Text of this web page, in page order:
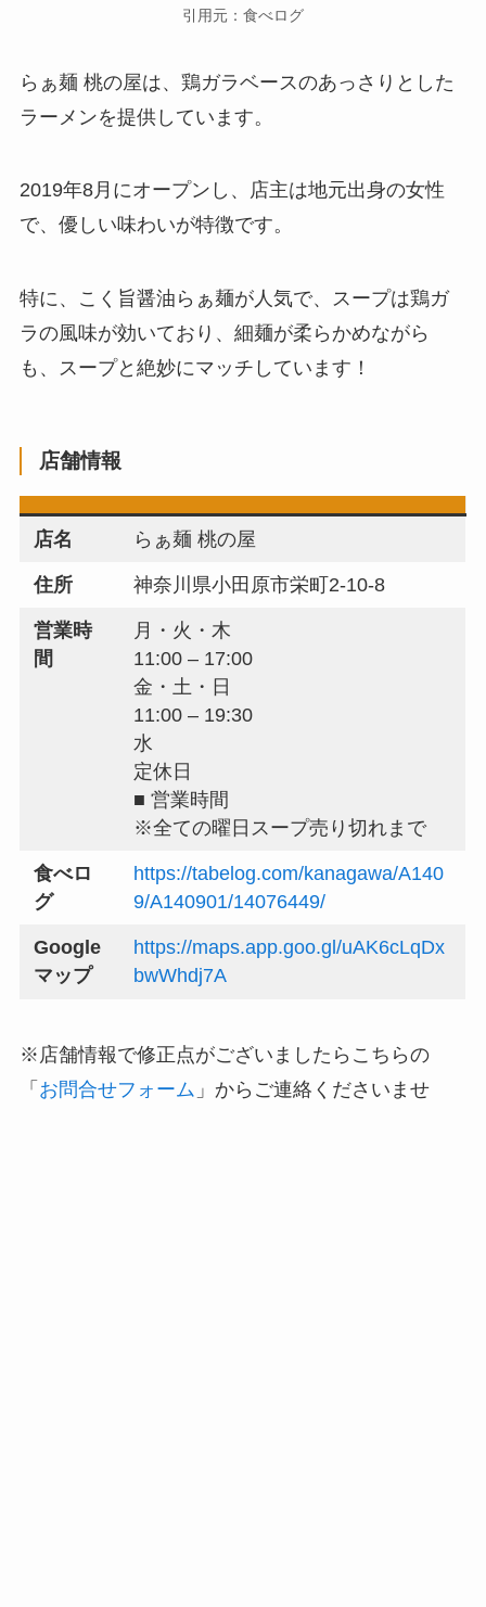
引用元：食べログ
らぁ麺 桃の屋は、鶏ガラベースのあっさりとした
ラーメンを提供しています。
2019年8月にオープンし、店主は地元出身の女性
で、優しい味わいが特徴です。
特に、こく旨醤油らぁ麺が人気で、スープは鶏ガ
ラの風味が効いており、細麺が柔らかめながら
も、スープと絶妙にマッチしています！
店舗情報
店名 らぁ麺 桃の屋
住所 神奈川県小田原市栄町2-10-8
営業時
間
月・火・木
11:00 – 17:00
金・土・日
11:00 – 19:30
水
定休日
■ 営業時間
※全ての曜日スープ売り切れまで
食べロ
グ
https://tabelog.com/kanagawa/A140
9/A140901/14076449/
Google
マップ
https://maps.app.goo.gl/uAK6cLqDx
bwWhdj7A
※店舗情報で修正点がございましたらこちらの
「 お問合せフォーム 」からご連絡くださいませ